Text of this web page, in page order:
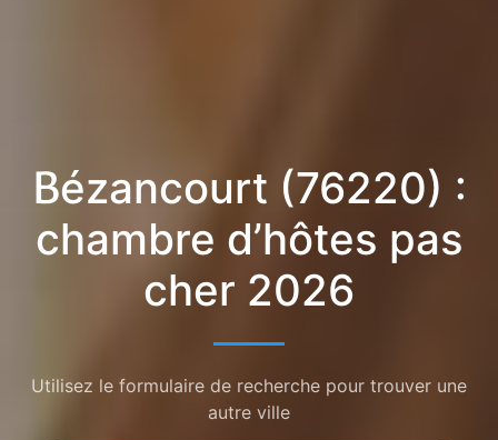
Bézancourt (76220) :
chambre d’hôtes pas
cher 2026
Utilisez le formulaire de recherche pour trouver une
autre ville